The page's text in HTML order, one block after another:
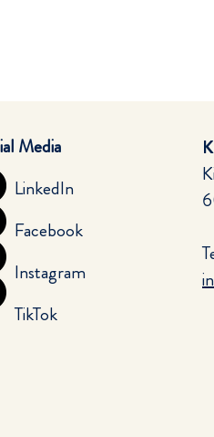
LinkedIn
Facebook
Instagram
TikTok
Media